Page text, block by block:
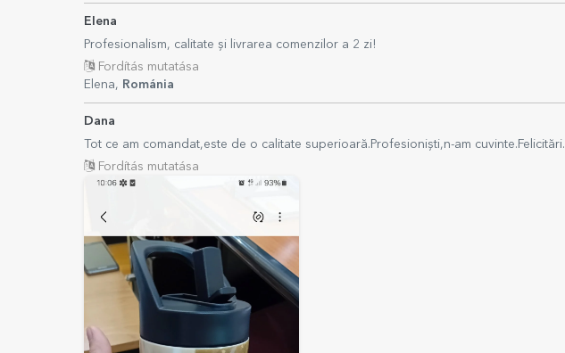
Elena
Profesionalism, calitate și livrarea comenzilor a 2 zi!
Fordítás mutatása
Elena, Románia
Dana
Tot ce am comandat,este de o calitate superioară.Profesioniști,n-am cuvinte.Felicitări.
Fordítás mutatása